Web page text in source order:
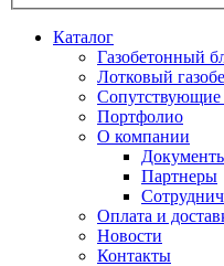
Каталог
Газобетонный
Лотковый
Сопутствующие
Портфолио
О компании
Партнеры
Оплата и
Новости
Контакты